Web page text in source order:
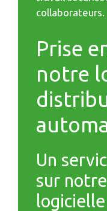
collaborateurs.
Prise
notre
Un
sur
logicielle